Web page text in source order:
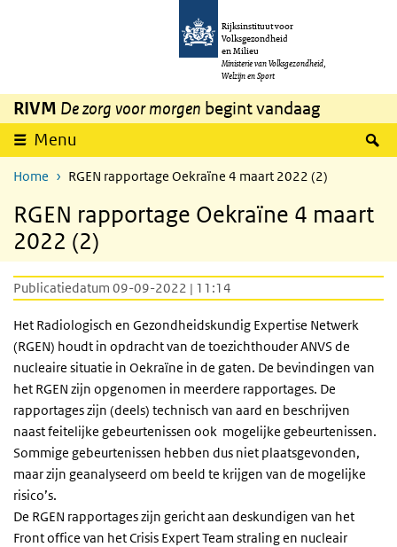
Overslaan en naar de inhoud gaan
Rijksinstituut voor
Volksgezondheid
en Milieu
Ministerie van Volksgezondheid,
Welzijn en Sport
RIVM De zorg voor morgen begint vandaag
Menu
Home RGEN rapportage Oekraïne 4 maart 2022 (2)
RGEN rapportage Oekraïne 4 maart
2022 (2)
Publicatiedatum 09-09-2022 | 11:14
Het Radiologisch en Gezondheidskundig Expertise Netwerk
(RGEN) houdt in opdracht van de toezichthouder ANVS de
nucleaire situatie in Oekraïne in de gaten. De bevindingen van
het RGEN zijn opgenomen in meerdere rapportages. De
rapportages zijn (deels) technisch van aard en beschrijven
naast feitelijke gebeurtenissen ook mogelijke gebeurtenissen.
Sommige gebeurtenissen hebben dus niet plaatsgevonden,
maar zijn geanalyseerd om beeld te krijgen van de mogelijke
risico’s.
De RGEN rapportages zijn gericht aan deskundigen van het
Front office van het Crisis Expert Team straling en nucleair